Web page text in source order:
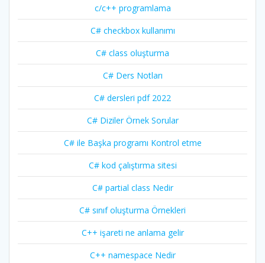
c/c++ programlama
C# checkbox kullanımı
C# class oluşturma
C# Ders Notları
C# dersleri pdf 2022
C# Diziler Örnek Sorular
C# ile Başka programı Kontrol etme
C# kod çalıştırma sitesi
C# partial class Nedir
C# sınıf oluşturma Örnekleri
C++ işareti ne anlama gelir
C++ namespace Nedir